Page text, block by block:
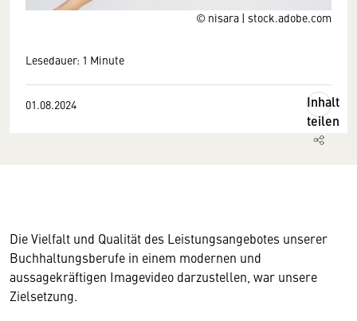
© nisara | stock.adobe.com
Lesedauer: 1 Minute
01.08.2024
Inhalt
teilen
Die Vielfalt und Qualität des Leistungsangebotes unserer
Buchhaltungsberufe in einem modernen und
aussagekräftigen Imagevideo darzustellen, war unsere
Zielsetzung.
Hier würden wir Ihnen gerne einen externen
Inhalt anzeigen. Dafür benötigen wir allerdings
Ihre Zustimmung, da Ihr Browser
personenbezogene technische Daten zu Geräten